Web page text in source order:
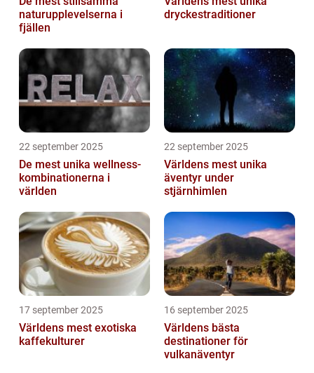
naturupplevelserna i
fjällen
dryckestraditioner
22 september 2025
De mest unika wellness-
kombinationerna i
världen
22 september 2025
Världens mest unika
äventyr under
stjärnhimlen
17 september 2025
Världens mest exotiska
kaffekulturer
16 september 2025
Världens bästa
destinationer för
vulkanäventyr